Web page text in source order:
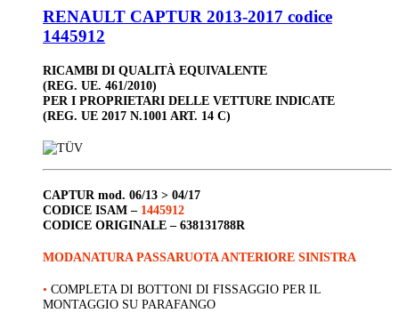
RENAULT CAPTUR 2013-2017 codice
1445912
RICAMBI DI QUALITÀ EQUIVALENTE
(REG. UE. 461/2010)
PER I PROPRIETARI DELLE VETTURE INDICATE
(REG. UE 2017 N.1001 ART. 14 C)
CAPTUR mod. 06/13 > 04/17
CODICE ISAM – 1445912
CODICE ORIGINALE – 638131788R
MODANATURA PASSARUOTA ANTERIORE SINISTRA
• COMPLETA DI BOTTONI DI FISSAGGIO PER IL
MONTAGGIO SU PARAFANGO